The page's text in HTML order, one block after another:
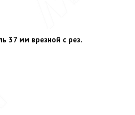
37 мм врезной с рез.